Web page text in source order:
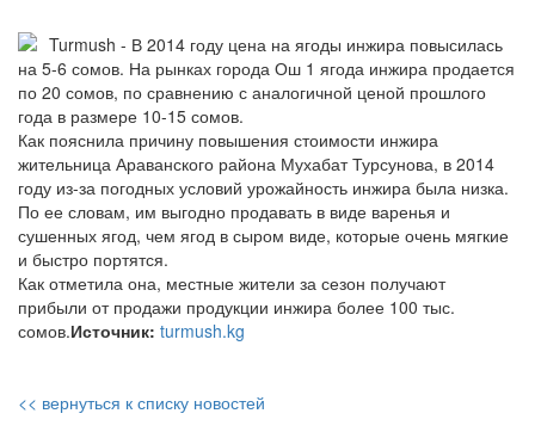
Turmush - В 2014 году цена на ягоды инжира повысилась
на 5-6 сомов. На рынках города Ош 1 ягода инжира продается
по 20 сомов, по сравнению с аналогичной ценой прошлого
года в размере 10-15 сомов.
Как пояснила причину повышения стоимости инжира
жительница Араванского района Мухабат Турсунова, в 2014
году из-за погодных условий урожайность инжира была низка.
По ее словам, им выгодно продавать в виде варенья и
сушенных ягод, чем ягод в сыром виде, которые очень мягкие
и быстро портятся.
Как отметила она, местные жители за сезон получают
прибыли от продажи продукции инжира более 100 тыс.
сомов.Источник: turmush.kg
<< вернуться к списку новостей